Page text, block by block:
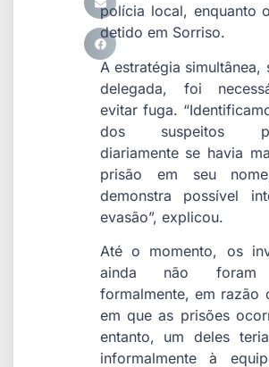
polícia local, enquanto
detido em Sorriso.
A estratégia simultânea,
delegada, foi
evitar fuga.
dos suspeitos
diariamente se havia
prisão em seu
demonstra possível
evasão”, explicou.
Até o momento, os
ainda não foram
formalmente, em razão
em que as prisões
entanto, um deles
informalmente à